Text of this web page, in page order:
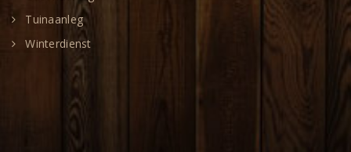
Tuinaanleg
Winterdienst